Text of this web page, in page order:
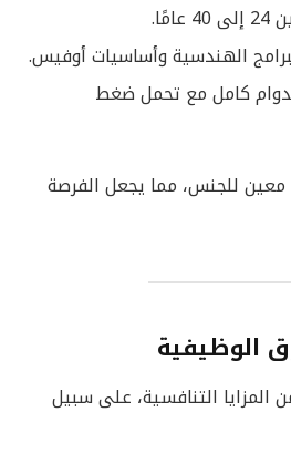
الهندسية وأساسيات أوفيس.
كامل مع تحمل ضغط
معين للجنس، مما يجعل الفرصة
الوظيفية
المزايا التنافسية، على سبيل